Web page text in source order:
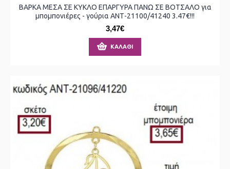
ΒΑΡΚΑ ΜΕΣΑ ΣΕ ΚΥΚΛΟ ΕΠΑΡΓΥΡΑ ΠΑΝΩ ΣΕ ΒΟΤΣΑΛΟ για
μπομπονιέρες - γούρια ΑΝΤ-21100/41240 3.47€!!!
3,47€
ΚΑΛΆΘΙ